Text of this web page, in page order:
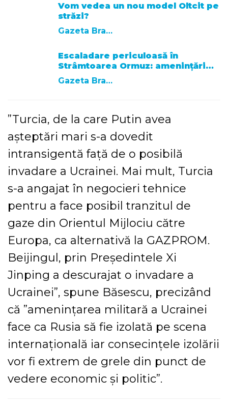
Vom vedea un nou model Oltcit pe
străzi?
Gazeta Brasovului
Escaladare periculoasă în
Strâmtoarea Ormuz: amenințări…
Gazeta Brasovului
”Turcia, de la care Putin avea
aşteptări mari s-a dovedit
intransigentă faţă de o posibilă
invadare a Ucrainei. Mai mult, Turcia
s-a angajat în negocieri tehnice
pentru a face posibil tranzitul de
gaze din Orientul Mijlociu către
Europa, ca alternativă la GAZPROM.
Beijingul, prin Preşedintele Xi
Jinping a descurajat o invadare a
Ucrainei”, spune Băsescu, precizând
că ”ameninţarea militară a Ucrainei
face ca Rusia să fie izolată pe scena
internaţională iar consecinţele izolării
vor fi extrem de grele din punct de
vedere economic şi politic”.